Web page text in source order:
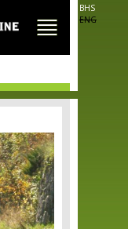
BHS
ENG